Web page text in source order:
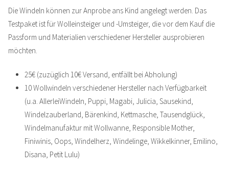
Die Windeln können zur Anprobe ans Kind angelegt werden. Das
Testpaket ist für Wolleinsteiger und -Umsteiger, die vor dem Kauf die
Passform und Materialien verschiedener Hersteller ausprobieren
möchten.
25€ (zuzüglich 10€ Versand, entfällt bei Abholung)
10 Wollwindeln verschiedener Hersteller nach Verfügbarkeit
(u.a. AllerleiWindeln, Puppi, Magabi, Julicia, Sausekind,
Windelzauberland, Bärenkind, Kettmasche, Tausendglück,
Windelmanufaktur mit Wollwanne, Responsible Mother,
Finiwinis, Oops, Windelherz, Windelinge, Wikkelkinner, Emilino,
Disana, Petit Lulu)